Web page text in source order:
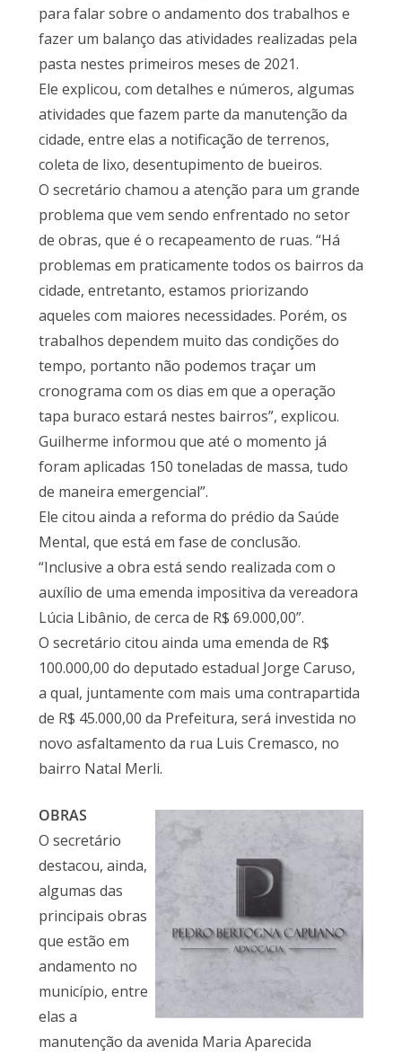
para falar sobre o andamento dos trabalhos e
fazer um balanço das atividades realizadas pela
pasta nestes primeiros meses de 2021.
Ele explicou, com detalhes e números, algumas
atividades que fazem parte da manutenção da
cidade, entre elas a notificação de terrenos,
coleta de lixo, desentupimento de bueiros.
O secretário chamou a atenção para um grande
problema que vem sendo enfrentado no setor
de obras, que é o recapeamento de ruas. “Há
problemas em praticamente todos os bairros da
cidade, entretanto, estamos priorizando
aqueles com maiores necessidades. Porém, os
trabalhos dependem muito das condições do
tempo, portanto não podemos traçar um
cronograma com os dias em que a operação
tapa buraco estará nestes bairros”, explicou.
Guilherme informou que até o momento já
foram aplicadas 150 toneladas de massa, tudo
de maneira emergencial”.
Ele citou ainda a reforma do prédio da Saúde
Mental, que está em fase de conclusão.
“Inclusive a obra está sendo realizada com o
auxílio de uma emenda impositiva da vereadora
Lúcia Libânio, de cerca de R$ 69.000,00”.
O secretário citou ainda uma emenda de R$
100.000,00 do deputado estadual Jorge Caruso,
a qual, juntamente com mais uma contrapartida
de R$ 45.000,00 da Prefeitura, será investida no
novo asfaltamento da rua Luis Cremasco, no
bairro Natal Merli.
OBRAS
O secretário
destacou, ainda,
algumas das
principais obras
que estão em
andamento no
município, entre
elas a
manutenção da avenida Maria Aparecida